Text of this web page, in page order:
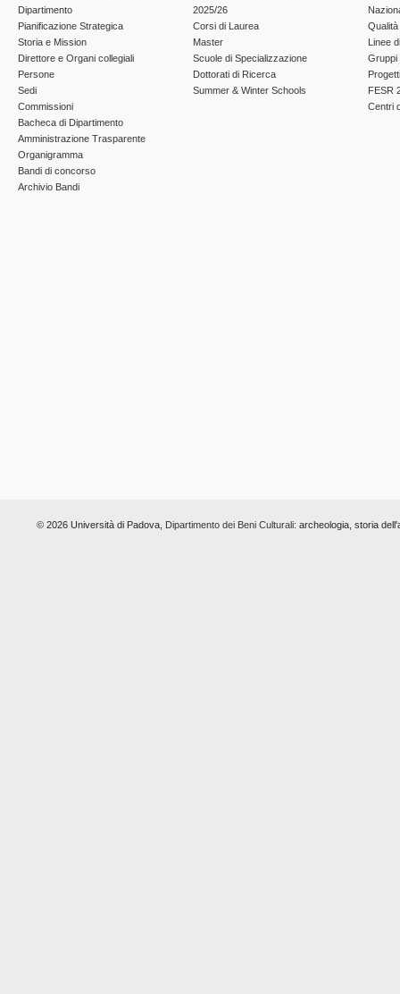
Dipartimento
Pianificazione Strategica
Storia e Mission
Direttore e Organi collegiali
Persone
Sedi
Commissioni
Bacheca di Dipartimento
Amministrazione Trasparente
Organigramma
Bandi di concorso
Archivio Bandi
2025/26
Corsi di Laurea
Master
Scuole di Specializzazione
Dottorati di Ricerca
Summer & Winter Schools
Linee
Gruppi
FESR
Centri
© 2026 Università di Padova, Dipartimento dei Beni Culturali: archeologia, storia